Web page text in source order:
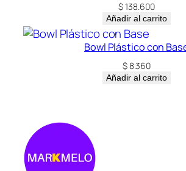
$138.600
Añadir al carrito
Bowl Plástico con
$8.360
Añadir al carrito